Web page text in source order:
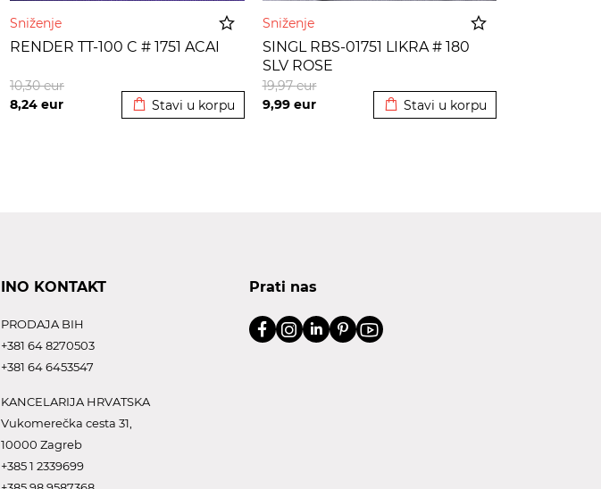
Sniženje
RENDER TT-100 C # 1751 ACAI
8,24 eur
10,30eur
Stavi u korpu
Sniženje
SINGL RBS-01751 LIKRA # 180
SLV ROSE
9,99 eur
19,97eur
Stavi u korpu
INO KONTAKT
PRODAJA BIH
+381 64 8270503
+381 64 6453547
KANCELARIJA HRVATSKA
Vukomerečka cesta 31,
10000 Zagreb
+385 1 2339699
Prati nas